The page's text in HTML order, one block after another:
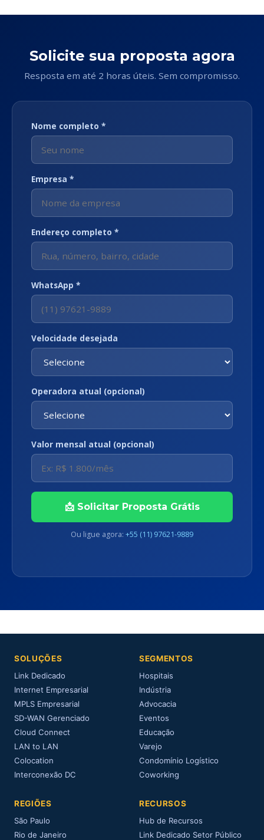
Solicite sua proposta agora
Resposta em até 2 horas úteis. Sem compromisso.
Nome completo *
Empresa *
Endereço completo *
WhatsApp *
Velocidade desejada
Operadora atual (opcional)
Valor mensal atual (opcional)
📩 Solicitar Proposta Grátis
Ou ligue agora: +55 (11) 97621-9889
SOLUÇÕES
Link Dedicado
Internet Empresarial
MPLS Empresarial
SD-WAN Gerenciado
Cloud Connect
LAN to LAN
Colocation
Interconexão DC
SEGMENTOS
Hospitais
Indústria
Advocacia
Eventos
Educação
Varejo
Condomínio Logístico
Coworking
REGIÕES
São Paulo
Rio de Janeiro
RECURSOS
Hub de Recursos
Link Dedicado Setor Público